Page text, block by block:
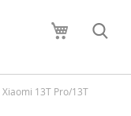
Моя
Xiaomi 13T Pro/13T